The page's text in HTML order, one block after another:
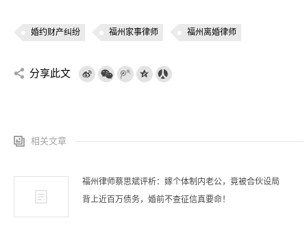
婚约财产纠纷 福州家事律师 福州离婚律师
分享此文
相关文章
福州律师蔡思斌评析：嫁个体制内老公，竟被合伙设局
背上近百万债务，婚前不查征信真要命！